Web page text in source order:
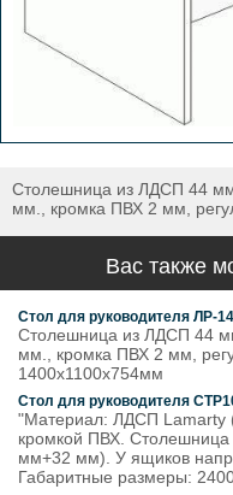
Столешница из ЛДСП 44
мм., кромка ПВХ 2 мм,
Вас также
Стол для руководителя ЛР-14
Столешница из ЛДСП 44
мм., кромка ПВХ 2 мм,
1400х1100х754мм
Стол для руководителя
"Материал: ЛДСП Lamarty
кромкой ПВХ.
мм+32 мм). У ящиков
Габаритные размеры: